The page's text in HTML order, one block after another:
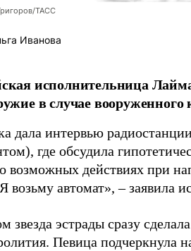
ТАСС
Иванова
исполнительница
в случае
дала интервью
где обсудила
возможных действиях при
возьму автомат», – заявила
звезда эстрады сразу
Певица подчеркнула